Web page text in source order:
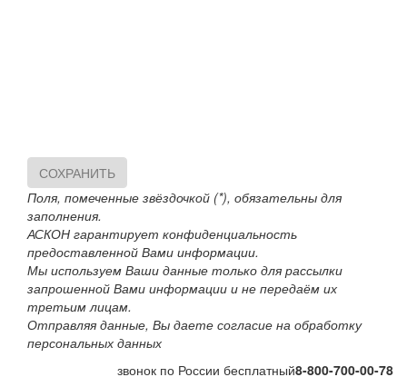
СОХРАНИТЬ
Поля, помеченные звёздочкой (*), обязательны для
заполнения.
АСКОН гарантирует конфиденциальность
предоставленной Вами информации.
Мы используем Ваши данные только для рассылки
запрошенной Вами информации и не передаём их
третьим лицам.
Отправляя данные, Вы даете согласие на обработку
персональных данных
звонок по России бесплатный8-800-700-00-78